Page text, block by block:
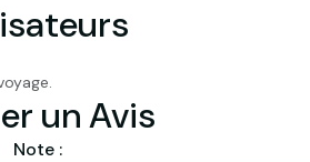
un Avis
Note :